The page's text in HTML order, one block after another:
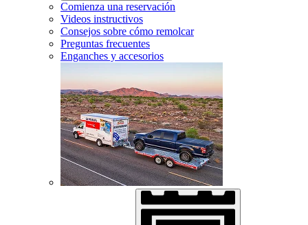
Comienza una reservación
Videos instructivos
Consejos sobre cómo remolcar
Preguntas frecuentes
Enganches y accesorios